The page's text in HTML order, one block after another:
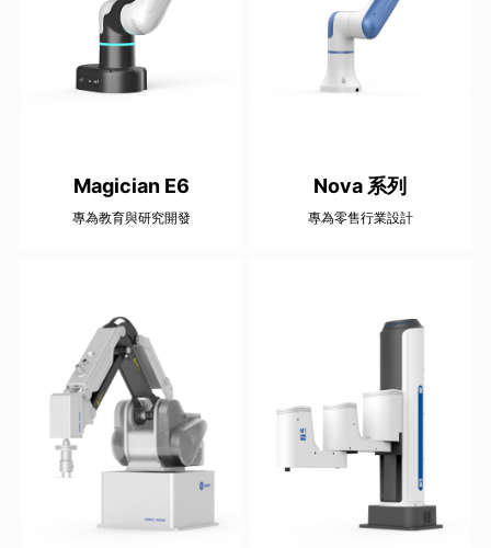
Magician E6
專為教育與研究開發
Nova 系列
專為零售行業設計